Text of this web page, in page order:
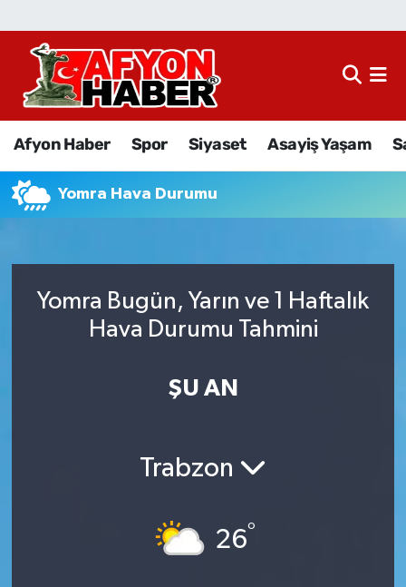
Afyon Haber Spor Siyaset Asayiş Yaşam
Yomra Hava Durumu
Yomra Bugün, Yarın ve 1 Haftalık
Hava Durumu Tahmini
ŞU AN
Trabzon
26°
Afyon Haber
Asayiş Yaşam
Eğitim